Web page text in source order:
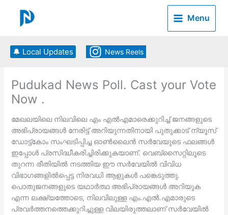
content
Menu
🔔 Local Updates News Reels
Pudukad News Poll. Cast your Vote
Now .
മേഖലയിലെ നിലവിലെ എം എല്‍എമാരെക്കുറിച്ച് ജനങ്ങളുടെ
അഭിപ്രായങ്ങള്‍ നേരിട്ട് അറിയുന്നതിനായി പുതുക്കാട് ന്യൂസ്
ഡോട്ട്കോം സംഘടിപ്പിച്ച ഓണ്‍ലൈന്‍ സര്‍വേയുടെ ഫലങ്ങള്‍
ഇപ്പോള്‍ പ്രസിദ്ധീകരിച്ചിരിക്കുകയാണ്. വെബ്‌സൈറ്റിലൂടെ
തുറന്ന രീതിയില്‍ നടത്തിയ ഈ സര്‍വേയില്‍ വിവിധ
വിഭാഗങ്ങളില്‍പ്പെട്ട നിരവധി ആളുകള്‍ പങ്കെടുത്തു.
പൊതുജനങ്ങളുടെ യഥാര്‍ത്ഥ അഭിപ്രായങ്ങള്‍ അറിയുക
എന്ന ലക്ഷ്യത്തോടെ, നിലവിലുള്ള എം.എല്‍.എമാരുടെ
പ്രവര്‍ത്തനത്തെക്കുറിച്ചുള്ള വിലയിരുത്തലാണ് സര്‍വേയില്‍